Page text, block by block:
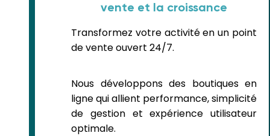
vente et la croissance
Transformez votre activité en un point
de vente ouvert 24/7.
Nous développons des boutiques en
ligne qui allient performance, simplicité
de gestion et expérience utilisateur
optimale.